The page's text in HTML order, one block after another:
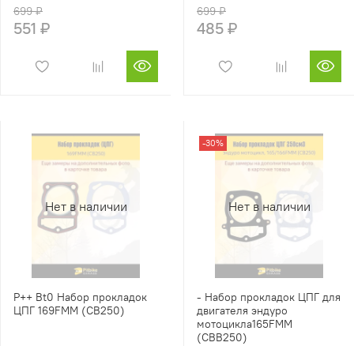
699 ₽
551 ₽
699 ₽
485 ₽
Нет в наличии
P++ Bt0 Набор прокладок
ЦПГ 169FMM (CB250)
Нет в наличии
-30%
- Набор прокладок ЦПГ для
двигателя эндуро
мотоцикла165FMM
(CBB250)